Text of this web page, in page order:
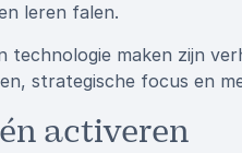
leren falen.
maken zijn
strategische focus en
activeren